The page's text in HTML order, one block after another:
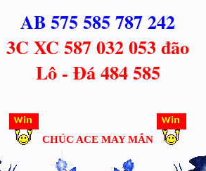
AB 575 585 787 242
3C XC 587 032 053 đão
Lô - Đá 484 585
CHÚC ACE MAY MẮN